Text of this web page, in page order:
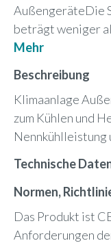
AußengeräteDie
beträgt weniger
Mehr
Beschreibung
Klimaanlage
zum Kühlen und
Nennkühlleistung
Technische
Normen,
Das Produkt ist
Anforderungen